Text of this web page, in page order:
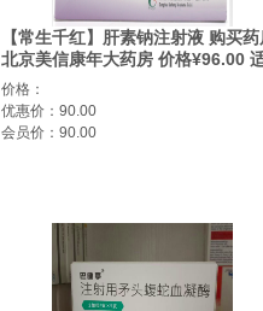
【常生千红】肝素钠注射液 购买
北京美信康年大药房 价格¥96.00
应症栓塞凝血
价格：
优惠价：90.00
会员价：90.00